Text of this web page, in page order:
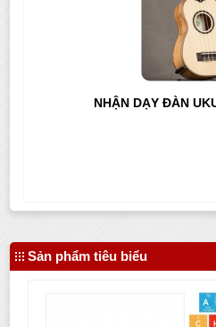
NHẬN DẠY ĐÀN
Sản phẩm tiêu biểu